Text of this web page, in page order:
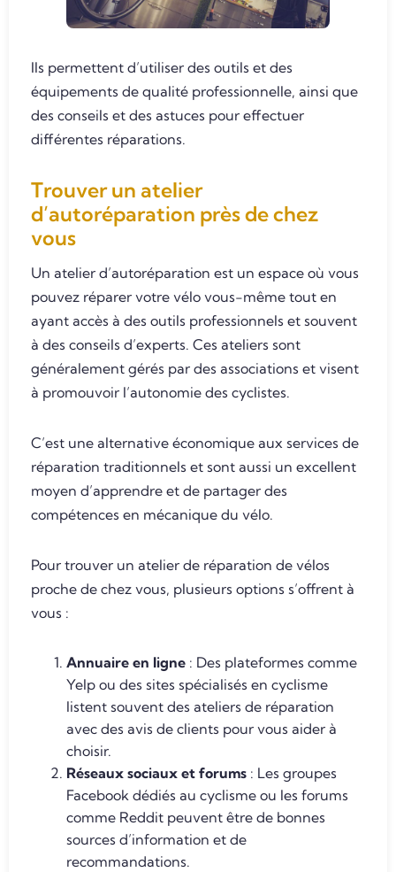
Ils permettent d’utiliser des outils et des
équipements de qualité professionnelle, ainsi que
des conseils et des astuces pour effectuer
différentes réparations.
Trouver un atelier
d’autoréparation près de chez
vous
Un atelier d’autoréparation est un espace où vous
pouvez réparer votre vélo vous-même tout en
ayant accès à des outils professionnels et souvent
à des conseils d’experts. Ces ateliers sont
généralement gérés par des associations et visent
à promouvoir l’autonomie des cyclistes.
C’est une alternative économique aux services de
réparation traditionnels et sont aussi un excellent
moyen d’apprendre et de partager des
compétences en mécanique du vélo.
Pour trouver un atelier de réparation de vélos
proche de chez vous, plusieurs options s’offrent à
vous :
Annuaire en ligne : Des plateformes comme
Yelp ou des sites spécialisés en cyclisme
listent souvent des ateliers de réparation
avec des avis de clients pour vous aider à
choisir.
Réseaux sociaux et forums : Les groupes
Facebook dédiés au cyclisme ou les forums
comme Reddit peuvent être de bonnes
sources d’information et de
recommandations.